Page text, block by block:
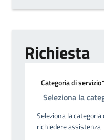
Richiesta
Categoria di servizio*
Seleziona la
richiedere assistenza